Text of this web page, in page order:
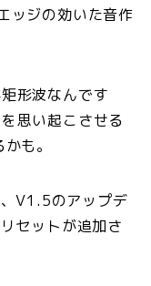
ッジの効いた音作
形波なんです
思い起こさせる
も。
V1.5のアップデ
セットが追加さ